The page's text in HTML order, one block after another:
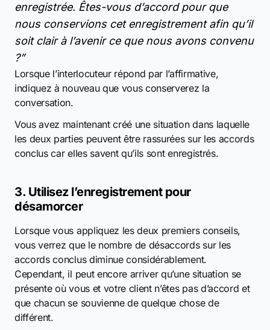
enregistrée. Êtes-vous d’accord pour que
nous conservions cet enregistrement afin qu’il
soit clair à l’avenir ce que nous avons convenu
?”
Lorsque l’interlocuteur répond par l’affirmative,
indiquez à nouveau que vous conserverez la
conversation.
Vous avez maintenant créé une situation dans laquelle
les deux parties peuvent être rassurées sur les accords
conclus car elles savent qu’ils sont enregistrés.
3. Utilisez l’enregistrement pour
désamorcer
Lorsque vous appliquez les deux premiers conseils,
vous verrez que le nombre de désaccords sur les
accords conclus diminue considérablement.
Cependant, il peut encore arriver qu’une situation se
présente où vous et votre client n’êtes pas d’accord et
que chacun se souvienne de quelque chose de
différent.